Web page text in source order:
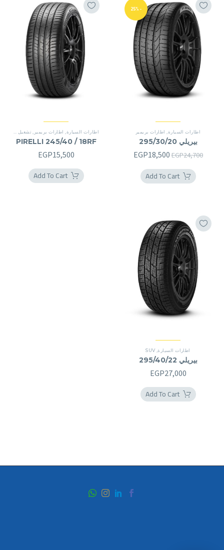
-25%
اطارات السيارة, اطارات بريمير
بيريلي 295/30/20
EGP24,700
السعر
الأصلي
هو:
EGP18,500
Add To Cart
اطارات السيارة, اطارات بريمير , تشغيل شقة
PIRELLI 245/40 / 18RF
EGP15,500
Add To Cart
اطارات السيارة,
SUV
بيريلي 295/40/22
EGP27,000
Add To Cart